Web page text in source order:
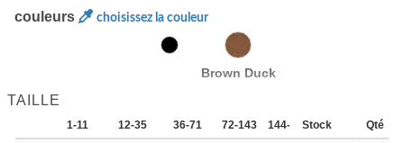
couleurs choisissez la couleur
Brown Duck
TAILLE
1-11 12-35 36-71 72-143 144-287 288 + Plus
Stock Qté